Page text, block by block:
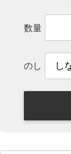
数量
のし